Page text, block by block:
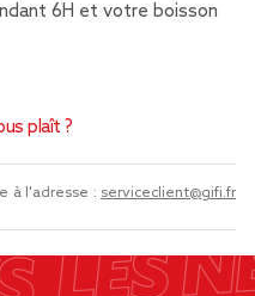
6H et votre boisson
plaît ?
à l'adresse : serviceclient@gifi.fr